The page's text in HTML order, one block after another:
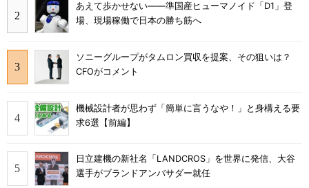
あえて歩かせない――準国産ヒューマノイド「D1」登
場、現場稼働で日本の勝ち筋へ
ソニーグループがタムロン買収を提案、その狙いは？
CFOがコメント
機械設計者が思わず「簡単に言うなや！」と身構える要
求6選【前編】
日立建機の新社名「LANDCROS」を世界に発信、大谷
選手がブランドアンバサダー就任